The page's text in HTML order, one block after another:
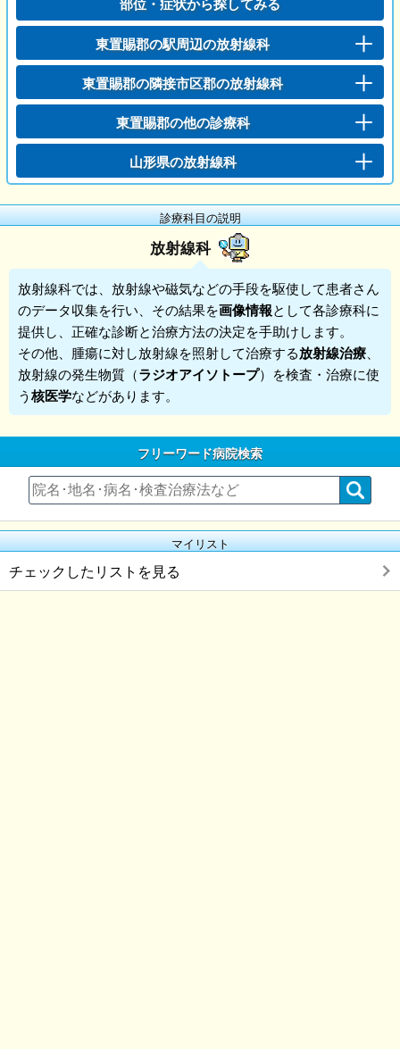
東置賜郡の駅周辺の放射線科
東置賜郡の隣接市区郡の放射線科
東置賜郡の他の診療科
山形県の放射線科
診療科目の説明
放射線科
放射線科では、放射線や磁気などの手段を駆使して患者さん
のデータ収集を行い、その結果を画像情報として各診療科に
提供し、正確な診断と治療方法の決定を手助けします。
その他、腫瘍に対し放射線を照射して治療する放射線治療
放射線の発生物質（ラジオアイソトープ）を検査・治療に使
う核医学などがあります。
フリーワード病院検索
マイリスト
チェックしたリストを見る